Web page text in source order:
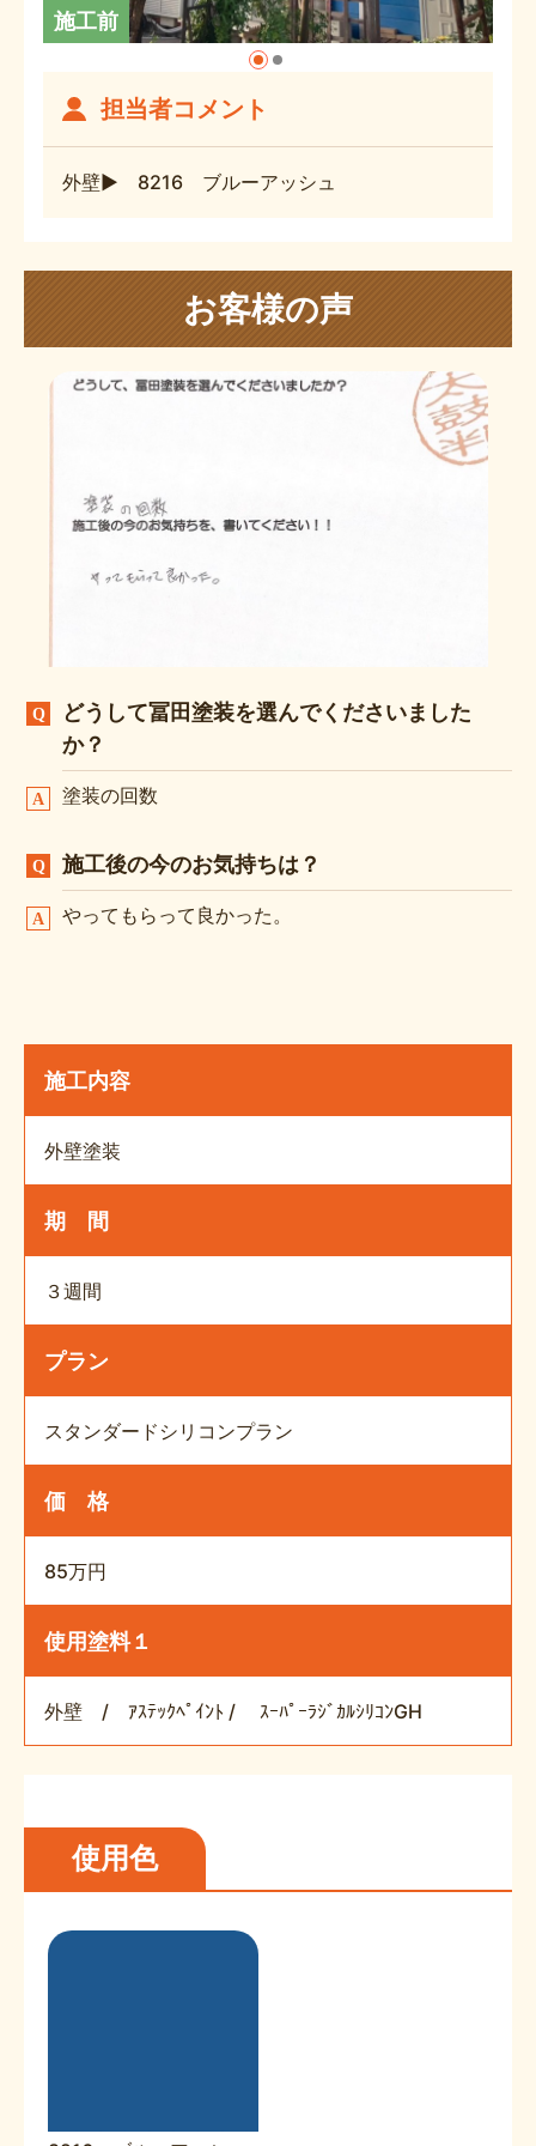
施工前
担当者コメント
外壁▶ 8216 ブルーアッシュ
お客様の声
どうして冨田塗装を選んでくださいました
か？
塗装の回数
施工後の今のお気持ちは？
やってもらって良かった。
施工内容
外壁塗装
期 間
３週間
プラン
スタンダードシリコンプラン
価 格
85万円
使用塗料１
外壁 / ｱｽﾃｯｸﾍﾟｲﾝﾄ / ｽｰﾊﾟｰﾗｼﾞｶﾙｼﾘｺﾝGH
使用色